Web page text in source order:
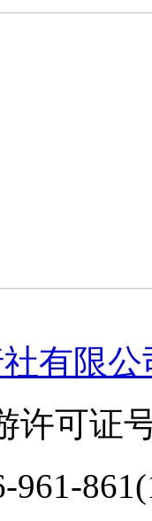
有限
许可证
961-